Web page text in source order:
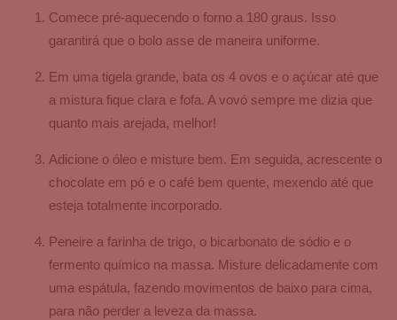
Comece pré-aquecendo o forno a 180 graus. Isso
garantirá que o bolo asse de maneira uniforme.
Em uma tigela grande, bata os 4 ovos e o açúcar até que
a mistura fique clara e fofa. A vovó sempre me dizia que
quanto mais arejada, melhor!
Adicione o óleo e misture bem. Em seguida, acrescente o
chocolate em pó e o café bem quente, mexendo até que
esteja totalmente incorporado.
Peneire a farinha de trigo, o bicarbonato de sódio e o
fermento químico na massa. Misture delicadamente com
uma espátula, fazendo movimentos de baixo para cima,
para não perder a leveza da massa.